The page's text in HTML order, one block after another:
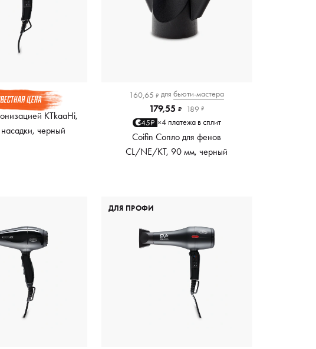
KTkaaHi,
черный
160,65 ₽ для бьюти-мастера
179,55 ₽ 189 ₽
45₽ ×4 платежа в сплит
Coifin Сопло для фенов
CL/NE/KT, 90 мм, черный
ДЛЯ ПРОФИ